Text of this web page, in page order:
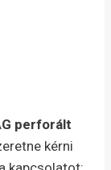
perforált
kérni